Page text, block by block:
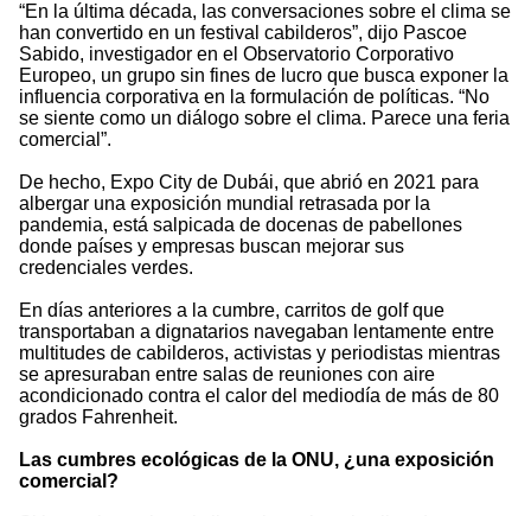
“En la última década, las conversaciones sobre el clima se
han convertido en un festival cabilderos”, dijo Pascoe
Sabido, investigador en el Observatorio Corporativo
Europeo, un grupo sin fines de lucro que busca exponer la
influencia corporativa en la formulación de políticas. “No
se siente como un diálogo sobre el clima. Parece una feria
comercial”.
De hecho, Expo City de Dubái, que abrió en 2021 para
albergar una exposición mundial retrasada por la
pandemia, está salpicada de docenas de pabellones
donde países y empresas buscan mejorar sus
credenciales verdes.
En días anteriores a la cumbre, carritos de golf que
transportaban a dignatarios navegaban lentamente entre
multitudes de cabilderos, activistas y periodistas mientras
se apresuraban entre salas de reuniones con aire
acondicionado contra el calor del mediodía de más de 80
grados Fahrenheit.
Las cumbres ecológicas de la ONU, ¿una exposición
comercial?